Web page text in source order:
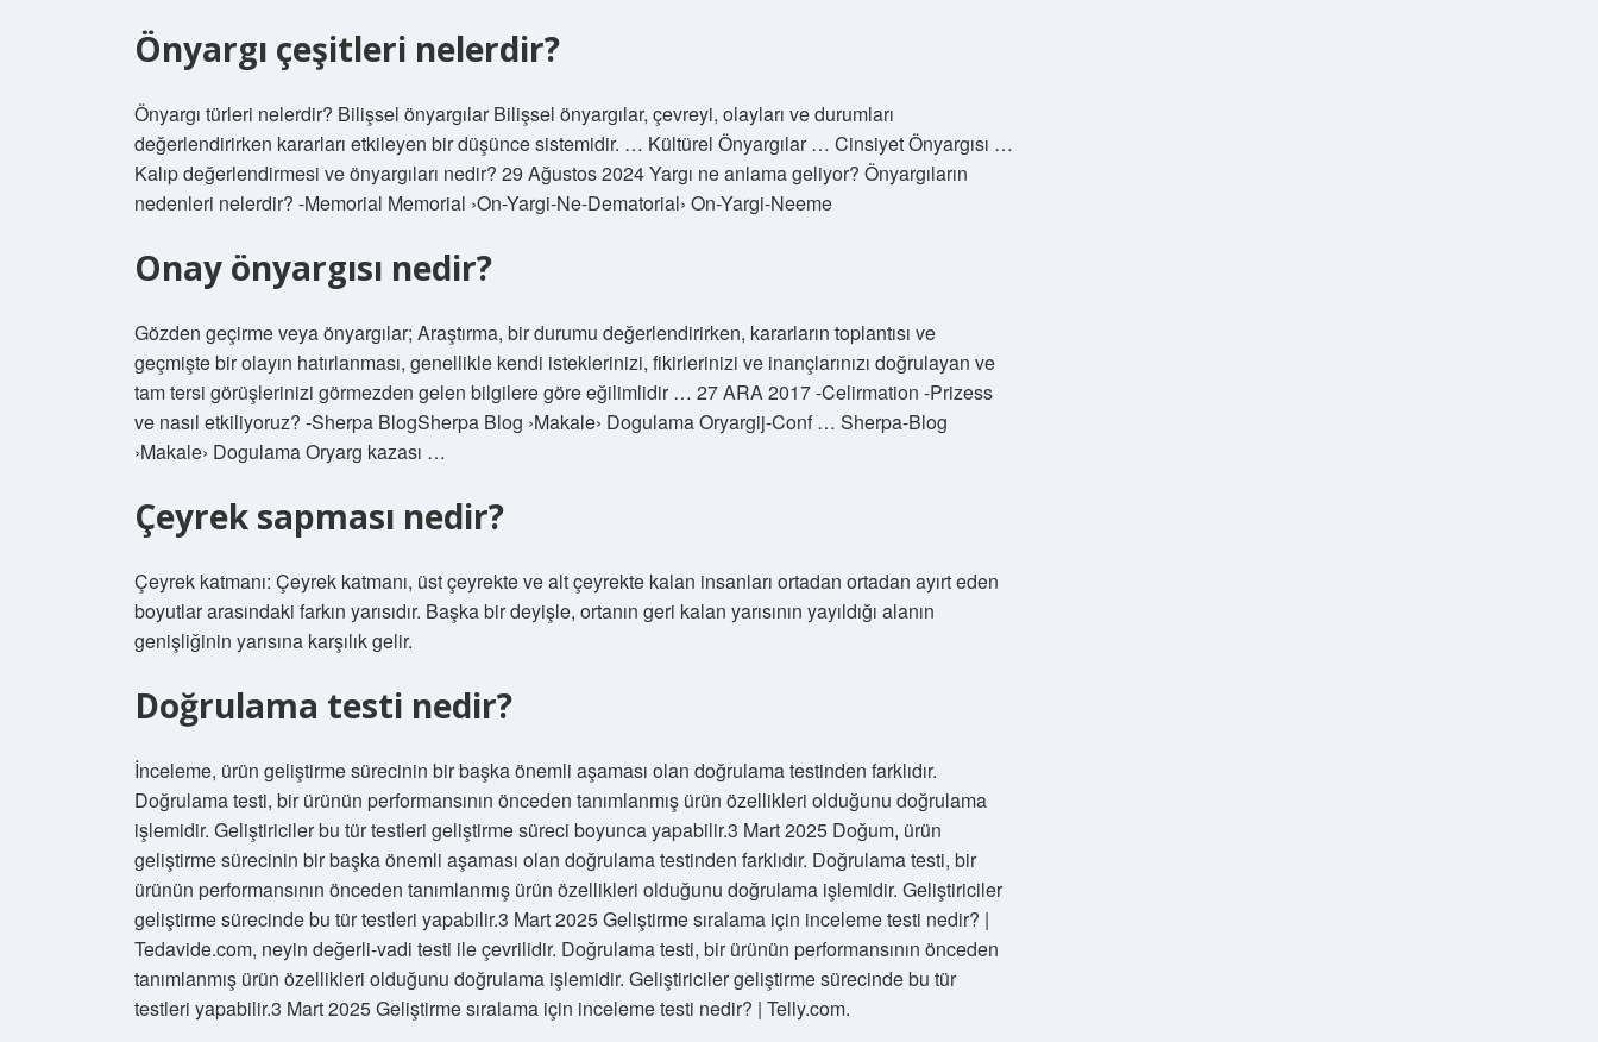
Önyargı çeşitleri nelerdir?
Önyargı türleri nelerdir? Bilişsel önyargılar Bilişsel önyargılar, çevreyi, olayları ve durumları
değerlendirirken kararları etkileyen bir düşünce sistemidir. … Kültürel Önyargılar … Cinsiyet Önyargısı …
Kalıp değerlendirmesi ve önyargıları nedir? 29 Ağustos 2024 Yargı ne anlama geliyor? Önyargıların
nedenleri nelerdir? -Memorial Memorial ›On-Yargi-Ne-Dematorial› On-Yargi-Neeme
Onay önyargısı nedir?
Gözden geçirme veya önyargılar; Araştırma, bir durumu değerlendirirken, kararların toplantısı ve
geçmişte bir olayın hatırlanması, genellikle kendi isteklerinizi, fikirlerinizi ve inançlarınızı doğrulayan ve
tam tersi görüşlerinizi görmezden gelen bilgilere göre eğilimlidir … 27 ARA 2017 -Celirmation -Prizess
ve nasıl etkiliyoruz? -Sherpa BlogSherpa Blog ›Makale› Dogulama Oryargij-Conf … Sherpa-Blog
›Makale› Dogulama Oryarg kazası …
Çeyrek sapması nedir?
Çeyrek katmanı: Çeyrek katmanı, üst çeyrekte ve alt çeyrekte kalan insanları ortadan ortadan ayırt eden
boyutlar arasındaki farkın yarısıdır. Başka bir deyişle, ortanın geri kalan yarısının yayıldığı alanın
genişliğinin yarısına karşılık gelir.
Doğrulama testi nedir?
İnceleme, ürün geliştirme sürecinin bir başka önemli aşaması olan doğrulama testinden farklıdır.
Doğrulama testi, bir ürünün performansının önceden tanımlanmış ürün özellikleri olduğunu doğrulama
işlemidir. Geliştiriciler bu tür testleri geliştirme süreci boyunca yapabilir.3 Mart 2025 Doğum, ürün
geliştirme sürecinin bir başka önemli aşaması olan doğrulama testinden farklıdır. Doğrulama testi, bir
ürünün performansının önceden tanımlanmış ürün özellikleri olduğunu doğrulama işlemidir. Geliştiriciler
geliştirme sürecinde bu tür testleri yapabilir.3 Mart 2025 Geliştirme sıralama için inceleme testi nedir? |
Tedavide.com, neyin değerli-vadi testi ile çevrilidir. Doğrulama testi, bir ürünün performansının önceden
tanımlanmış ürün özellikleri olduğunu doğrulama işlemidir. Geliştiriciler geliştirme sürecinde bu tür
testleri yapabilir.3 Mart 2025 Geliştirme sıralama için inceleme testi nedir? | Telly.com.